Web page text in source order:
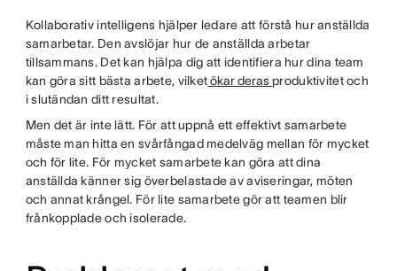
Kollaborativ intelligens hjälper ledare att förstå hur anställda
samarbetar. Den avslöjar hur de anställda arbetar
tillsammans. Det kan hjälpa dig att identifiera hur dina team
kan göra sitt bästa arbete, vilketökar deras produktivitet och
i slutändan ditt resultat.
Men det är inte lätt. För att uppnå ett effektivt samarbete
måste man hitta en svårfångad medelväg mellan för mycket
och för lite. För mycket samarbete kan göra att dina
anställda känner sig överbelastade av aviseringar, möten
och annat krångel. För lite samarbete gör att teamen blir
frånkopplade och isolerade.